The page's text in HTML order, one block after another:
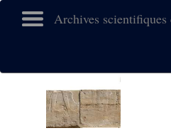
Archives